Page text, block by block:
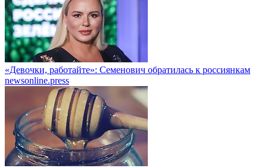
«Девочки, работайте»: Семенович обратилась к россиянкам
newsonline.press